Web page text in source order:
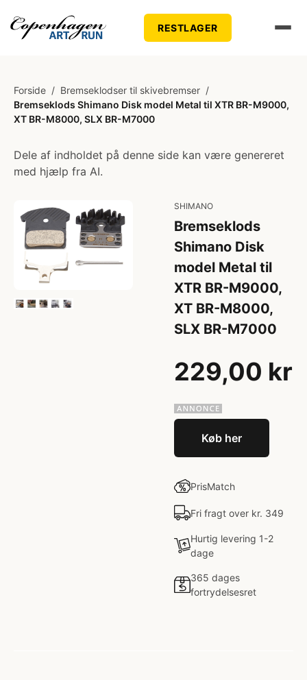
RESTLAGER
Forside / Bremseklodser til skivebremser /
Bremseklods Shimano Disk model Metal til XTR BR-M9000,
XT BR-M8000, SLX BR-M7000
Dele af indholdet på denne side kan være genereret
med hjælp fra AI.
SHIMANO
Bremseklods
Shimano Disk
model Metal til
XTR BR-M9000,
XT BR-M8000,
SLX BR-M7000
229,00 kr
Køb her
PrisMatch
Fri fragt over kr. 349
Hurtig levering 1-2
dage
365 dages
fortrydelsesret